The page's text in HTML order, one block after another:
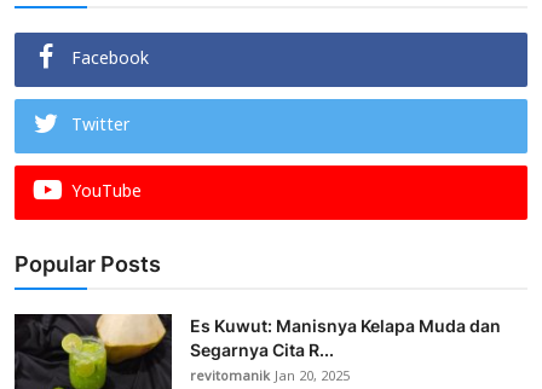
Facebook
Twitter
YouTube
Popular Posts
Es Kuwut: Manisnya Kelapa Muda dan
Segarnya Cita R...
revitomanikJan 20, 2025